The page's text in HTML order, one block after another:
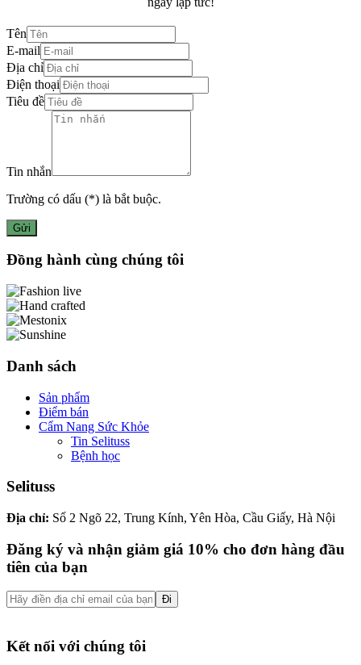
Tên
E-mail
Địa chỉ
Điện thoại
Tiêu đề
Tin nhắn
Trường có dấu (*) là bắt buộc.
Gửi
Đồng hành cùng chúng tôi
Danh sách
Sản phẩm
Điểm bán
Cẩm Nang Sức Khỏe
Tin Selituss
Bệnh học
Selituss
Địa chỉ: Số 2 Ngõ 22, Trung Kính, Yên Hòa, Cầu Giấy, Hà Nội
Đăng ký và nhận giảm giá 10% cho đơn hàng đầu
tiên của bạn
Đi
Kết nối với chúng tôi